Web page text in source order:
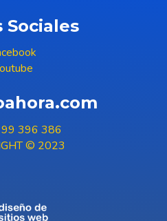
Sociales
396 386
© 2023